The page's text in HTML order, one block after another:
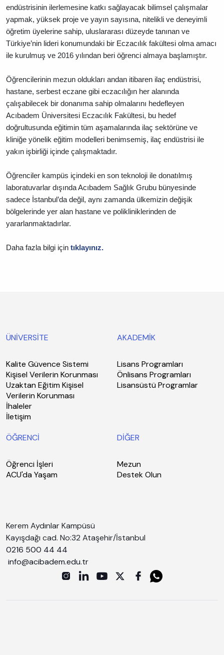
endüstrisinin ilerlemesine katkı sağlayacak bilimsel çalışmalar
yapmak, yüksek proje ve yayın sayısına, nitelikli ve deneyimli
öğretim üyelerine sahip, uluslararası düzeyde tanınan ve
Türkiye’nin lideri konumundaki bir Eczacılık fakültesi olma amacı
ile kurulmuş ve 2016 yılından beri öğrenci almaya başlamıştır.
Öğrencilerinin mezun oldukları andan itibaren ilaç endüstrisi,
hastane, serbest eczane gibi eczacılığın her alanında
çalışabilecek bir donanıma sahip olmalarını hedefleyen
Acıbadem Üniversitesi Eczacılık Fakültesi, bu hedef
doğrultusunda eğitimin tüm aşamalarında ilaç sektörüne ve
kliniğe yönelik eğitim modelleri benimsemiş, ilaç endüstrisi ile
yakın işbirliği içinde çalışmaktadır.
Öğrenciler kampüs içindeki en son teknoloji ile donatılmış
laboratuvarlar dışında Acıbadem Sağlık Grubu bünyesinde
sadece İstanbul’da değil, aynı zamanda ülkemizin değişik
bölgelerinde yer alan hastane ve polikliniklerinden de
yararlanmaktadırlar.
Daha fazla bilgi için tıklayınız.
ÜNİVERSİTE
Kalite Güvence Sistemi
Kişisel Verilerin Korunması
Uzaktan Eğitim Kişisel
Verilerin Korunması
İhaleler
İletişim
AKADEMİK
Lisans Programları
Önlisans Programları
Lisansüstü Programlar
ÖĞRENCİ
Öğrenci İşleri
ACU'da Yaşam
DİĞER
Mezun
Destek Olun
Kerem Aydınlar Kampüsü
Kayışdağı cad. No:32 Ataşehir/İstanbul
0216 500 44 44
info@acibadem.edu.tr